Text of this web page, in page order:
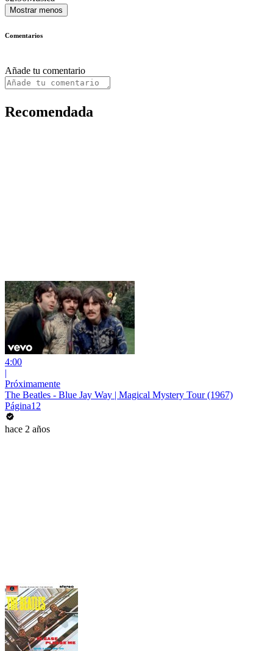
Mostrar menos
Comentarios
Añade tu comentario
Recomendada
4:00
|
Próximamente
The Beatles - Blue Jay Way | Magical Mystery Tour (1967)
Página12
hace 2 años